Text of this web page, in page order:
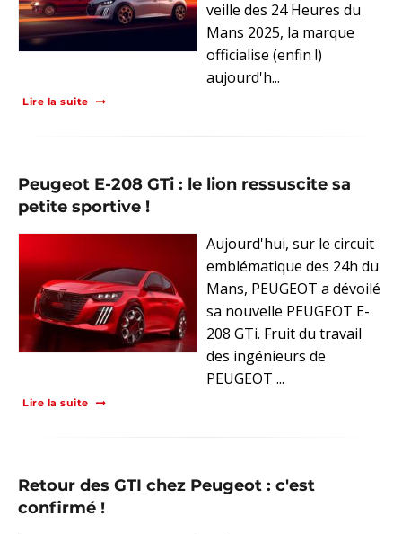
veille des 24 Heures du
Mans 2025, la marque
officialise (enfin !)
aujourd'h...
Lire la suite
Peugeot E-208 GTi : le lion ressuscite sa
petite sportive !
Aujourd'hui, sur le circuit
emblématique des 24h du
Mans, PEUGEOT a dévoilé
sa nouvelle PEUGEOT E-
208 GTi. Fruit du travail
des ingénieurs de
PEUGEOT ...
Lire la suite
Retour des GTI chez Peugeot : c'est
confirmé !